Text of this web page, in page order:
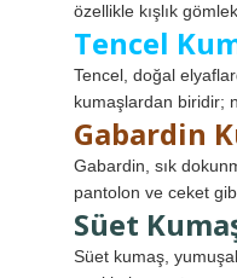
özellikle kışlık
Tencel
Tencel, doğal
kumaşlardan biridir;
Gabardin
Gabardin, sık
pantolon ve ceket
Süet
Süet kumaş,